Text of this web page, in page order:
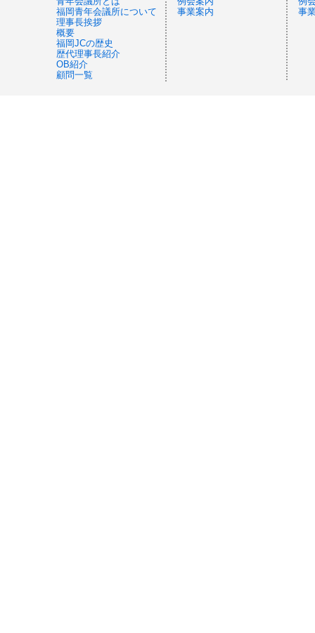
福岡青年会議所について
理事長挨拶
概要
福岡JCの歴史
歴代理事長紹介
OB紹介
顧問一覧
事業案内
事